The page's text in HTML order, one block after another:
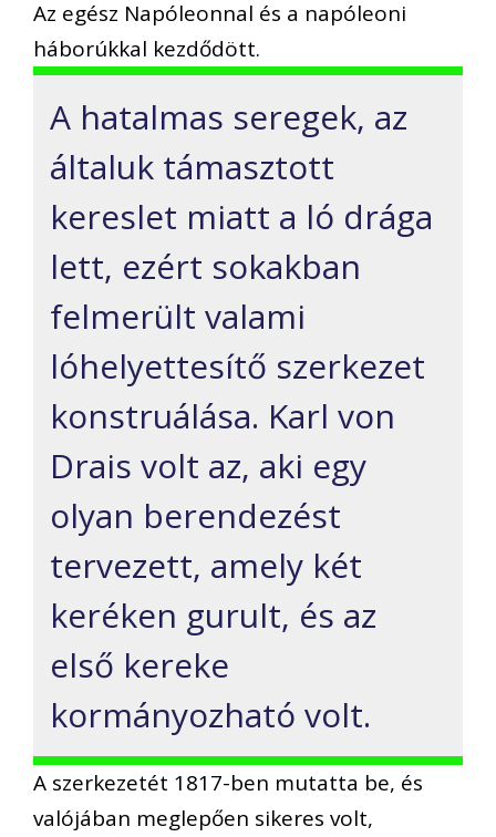
Az egész Napóleonnal és a napóleoni
háborúkkal kezdődött.
A hatalmas seregek, az
általuk támasztott
kereslet miatt a ló drága
lett, ezért sokakban
felmerült valami
lóhelyettesítő szerkezet
konstruálása. Karl von
Drais volt az, aki egy
olyan berendezést
tervezett, amely két
keréken gurult, és az
első kereke
kormányozható volt.
A szerkezetét 1817-ben mutatta be, és
valójában meglepően sikeres volt,